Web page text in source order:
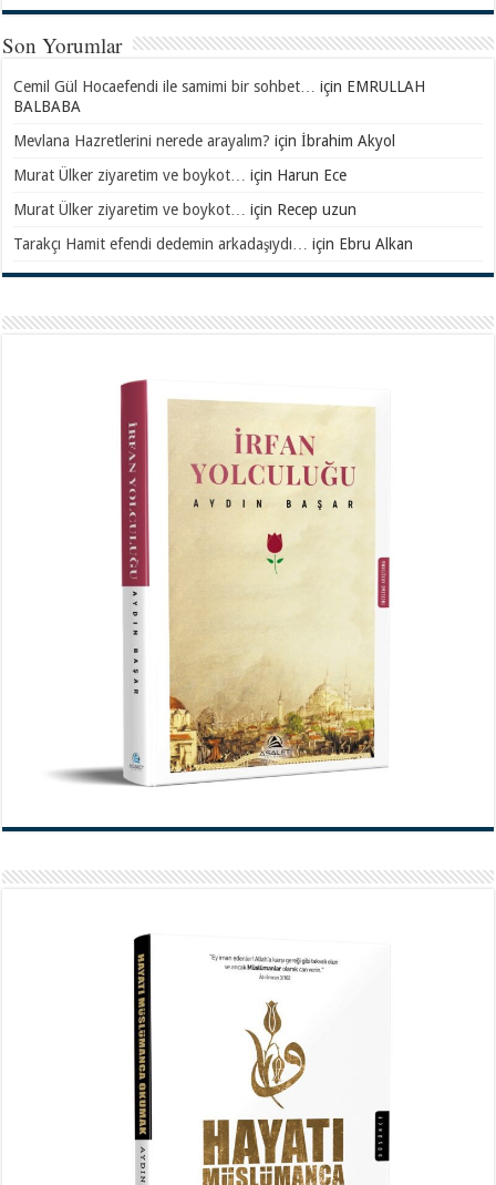
Son Yorumlar
Cemil Gül Hocaefendi ile samimi bir sohbet… için EMRULLAH
BALBABA
Mevlana Hazretlerini nerede arayalım? içinİbrahim Akyol
Murat Ülker ziyaretim ve boykot…
için Harun Ece
Murat Ülker ziyaretim ve boykot…
için Recep uzun
Tarakçı Hamit efendi dedemin arkadaşıydı…
için Ebru Alkan